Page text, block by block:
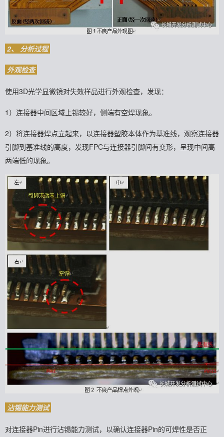
2、 分析过程
外观检查
使用3D光学显微镜对失效样品进行外观检查，发现：
1）连接器中间区域上锡较好，侧端有空焊现象。
2）将连接器焊点立起来，以连接器塑胶本体作为基准线，观察连接器
引脚到基准线的高度，发现FPC与连接器引脚间有变形，呈现中间高
两端低的现象。
沾锡能力测试
对连接器Pin进行沾锡能力测试，以确认连接器Pin的可焊性是否正